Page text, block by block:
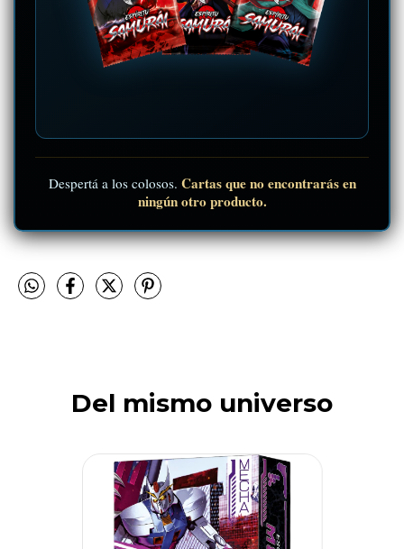
Despertá a los colosos. Cartas que no encontrarás en
ningún otro producto.
Del mismo universo